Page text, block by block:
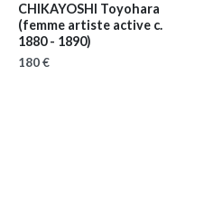
CHIKAYOSHI Toyohara
(femme artiste active c.
1880 - 1890)
180 €